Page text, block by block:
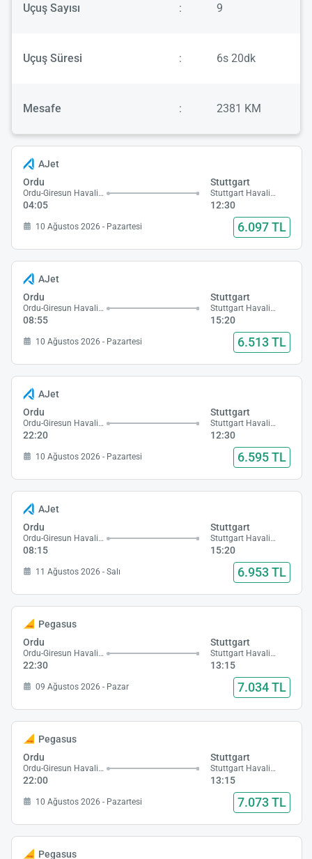
Uçuş Sayısı : 9
Uçuş Süresi : 6s 20dk
Mesafe : 2381 KM
AJet
Ordu
Ordu-Giresun Havalimanı
04:05
Stuttgart
Stuttgart Havalimanı
12:30
10 Ağustos 2026 - Pazartesi 6.097 TL
AJet
Ordu
Ordu-Giresun Havalimanı
08:55
Stuttgart
Stuttgart Havalimanı
15:20
10 Ağustos 2026 - Pazartesi 6.513 TL
AJet
Ordu
Ordu-Giresun Havalimanı
22:20
Stuttgart
Stuttgart Havalimanı
12:30
10 Ağustos 2026 - Pazartesi 6.595 TL
AJet
Ordu
Ordu-Giresun Havalimanı
08:15
Stuttgart
Stuttgart Havalimanı
15:20
11 Ağustos 2026 - Salı 6.953 TL
Pegasus
Ordu
Ordu-Giresun Havalimanı
22:30
Stuttgart
Stuttgart Havalimanı
13:15
09 Ağustos 2026 - Pazar 7.034 TL
Pegasus
Ordu
Ordu-Giresun Havalimanı
22:00
Stuttgart
Stuttgart Havalimanı
13:15
10 Ağustos 2026 - Pazartesi 7.073 TL
Pegasus